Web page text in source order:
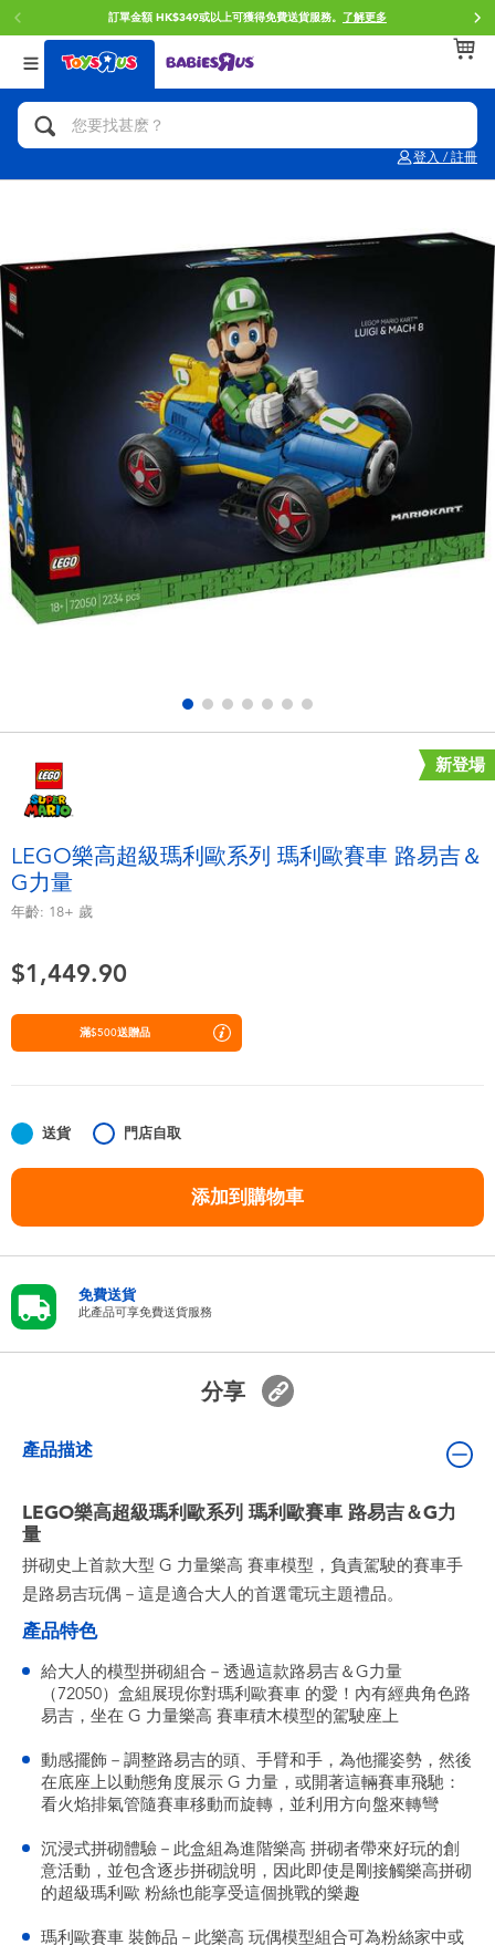
訂單金額 HK$349或以上可獲得免費送貨服務。 了解更多
登入 / 註冊
返回
分類目錄
人氣英雄,角色扮演,射擊玩具
拼砌組合及樂高LEGO
玩具車,貨車,火車及遙控系列
手工藝,文具,蠟筆,泥膠,畫板
娃娃, 芭比,收藏公仔
電子玩具
遊戲及拼圖系列
戶外及運動用品
嬰兒及學前玩具
電池
人氣角色
生活精品
返回
品牌
Brunch Brother 早午餐兄弟
Spider-Man蜘蛛俠
Play-Doh培樂多
Pokemon寶可夢
playpop
LEGO樂高
返回
年齢
0~2歳
5~7歳
14歳以上
新登場
LEGO樂高超級瑪利歐系列 瑪利歐賽車 路易吉＆
G力量
年齡: 18+ 歲
$1,449.90
滿$500送贈品
送貨 門店自取
添加到購物車
免費送貨
此產品可享免費送貨服務
分享
產品描述
LEGO樂高超級瑪利歐系列 瑪利歐賽車 路易吉＆G力
量
拼砌史上首款大型 G 力量樂高 賽車模型，負責駕駛的賽車手
是路易吉玩偶－這是適合大人的首選電玩主題禮品。
產品特色
給大人的模型拼砌組合－透過這款路易吉＆G力量
（72050）盒組展現你對瑪利歐賽車 的愛！內有經典角色路
易吉，坐在 G 力量樂高 賽車積木模型的駕駛座上
動感擺飾－調整路易吉的頭、手臂和手，為他擺姿勢，然後
在底座上以動態角度展示 G 力量，或開著這輛賽車飛馳：
看火焰排氣管隨賽車移動而旋轉，並利用方向盤來轉彎
沉浸式拼砌體驗－此盒組為進階樂高 拼砌者帶來好玩的創
意活動，並包含逐步拼砌說明，因此即使是剛接觸樂高拼砌
的超級瑪利歐 粉絲也能享受這個挑戰的樂趣
瑪利歐賽車 裝飾品－此樂高 玩偶模型組合可為粉絲家中或